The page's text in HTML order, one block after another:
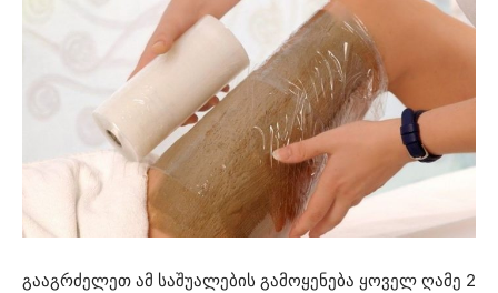
გააგრძელეთ ამ საშუალების გამოყენება ყოველ ღამე 2